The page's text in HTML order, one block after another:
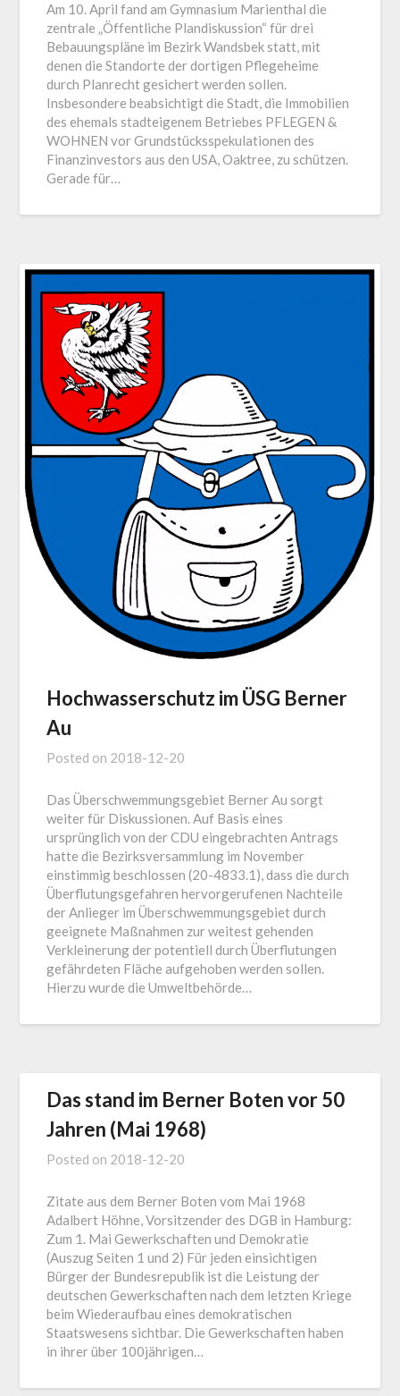
Am 10. April fand am Gymnasium Marienthal die
zentrale „Öffentliche Plandiskussion“ für drei
Bebauungspläne im Bezirk Wandsbek statt, mit
denen die Standorte der dortigen Pflegeheime
durch Planrecht gesichert werden sollen.
Insbesondere beabsichtigt die Stadt, die Immobilien
des ehemals stadteigenem Betriebes PFLEGEN &
WOHNEN vor Grundstücksspekulationen des
Finanzinvestors aus den USA, Oaktree, zu schützen.
Gerade für…
Hochwasserschutz im ÜSG Berner
Au
Posted on 2018-12-20
Das Überschwemmungsgebiet Berner Au sorgt
weiter für Diskussionen. Auf Basis eines
ursprünglich von der CDU eingebrachten Antrags
hatte die Bezirksversammlung im November
einstimmig beschlossen (20-4833.1), dass die durch
Überflutungsgefahren hervorgerufenen Nachteile
der Anlieger im Überschwemmungsgebiet durch
geeignete Maßnahmen zur weitest gehenden
Verkleinerung der potentiell durch Überflutungen
gefährdeten Fläche aufgehoben werden sollen.
Hierzu wurde die Umweltbehörde…
Das stand im Berner Boten vor 50
Jahren (Mai 1968)
Posted on 2018-12-20
Zitate aus dem Berner Boten vom Mai 1968
Adalbert Höhne, Vorsitzender des DGB in Hamburg:
Zum 1. Mai Gewerkschaften und Demokratie
(Auszug Seiten 1 und 2) Für jeden einsichtigen
Bürger der Bundesrepublik ist die Leistung der
deutschen Gewerkschaften nach dem letzten Kriege
beim Wiederaufbau eines demokratischen
Staatswesens sichtbar. Die Gewerkschaften haben
in ihrer über 100jährigen…